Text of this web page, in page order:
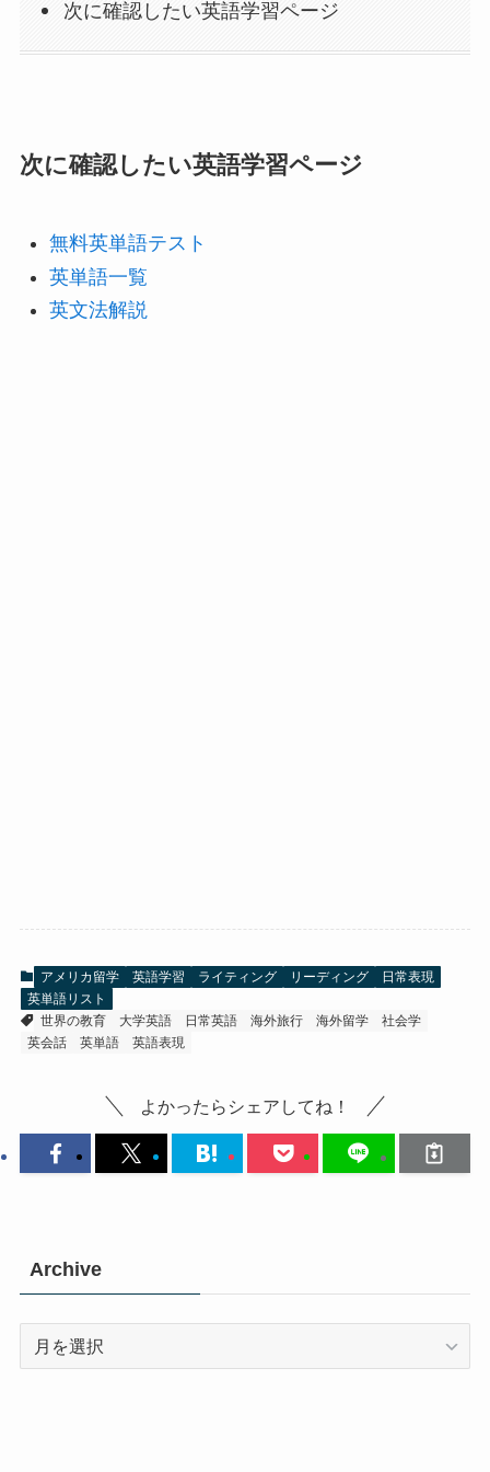
次に確認したい英語学習ページ
次に確認したい英語学習ページ
無料英単語テスト
英単語一覧
英文法解説
アメリカ留学 英語学習 ライティング リーディング
日常表現
英単語リスト
世界の教育
大学英語 日常英語 海外旅行 海外留学
社会学
英会話
英単語 英語表現
よかったらシェアしてね！
Archive
Archive